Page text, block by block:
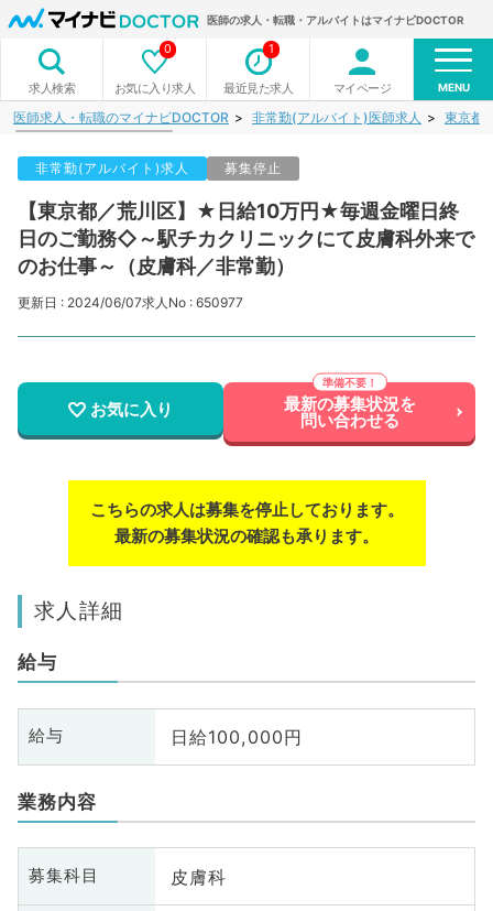
医師の求人・転職・アルバイトはマイナビDOCTOR
求人検索 お気に入り求人
0
最近見た求人
1
マイページ MENU
医師求人・転職のマイナビDOCTOR 非常勤(アルバイト)医師求人 東京都
非常勤(アルバイト)求人 募集停止
【東京都／荒川区】★日給10万円★毎週金曜日終
日のご勤務◇～駅チカクリニックにて皮膚科外来で
のお仕事～（皮膚科／非常勤）
更新日 : 2024/06/07求人No : 650977
お気に入り 最新の募集状況を
問い合わせる
こちらの求人は募集を停止しております。
最新の募集状況の確認も承ります。
求人詳細
給与
給与 日給100,000円
業務内容
募集科目 皮膚科